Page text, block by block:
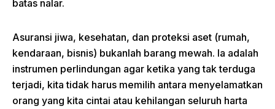
batas nalar.
Asuransi jiwa, kesehatan, dan proteksi aset (rumah,
kendaraan, bisnis) bukanlah barang mewah. Ia adalah
instrumen perlindungan agar ketika yang tak terduga
terjadi, kita tidak harus memilih antara menyelamatkan
orang yang kita cintai atau kehilangan seluruh harta